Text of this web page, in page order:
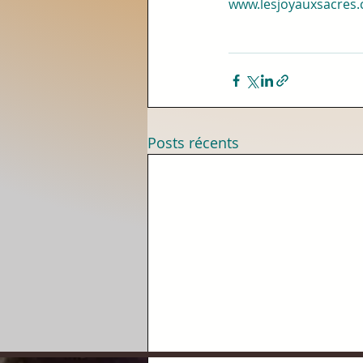
Posts récents